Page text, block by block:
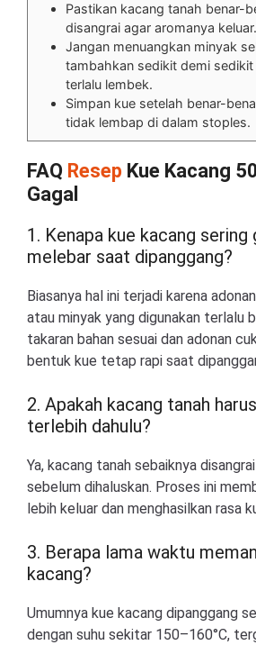
Pastikan kacang tanah benar-
disangrai agar aromanya keluar.
Jangan menuangkan minyak
tambahkan sedikit demi
terlalu lembek.
Simpan kue setelah benar-
tidak lembap di dalam stoples.
FAQ Resep Kue Kacang
Gagal
1. Kenapa kue kacang sering
melebar saat dipanggang?
Biasanya hal ini terjadi karena
atau minyak yang digunakan terlalu
takaran bahan sesuai dan adonan
bentuk kue tetap rapi saat
2. Apakah kacang tanah
terlebih dahulu?
Ya, kacang tanah sebaiknya
sebelum dihaluskan. Proses ini
lebih keluar dan menghasilkan rasa
3. Berapa lama waktu
kacang?
Umumnya kue kacang dipanggang
dengan suhu sekitar 150–160°C,